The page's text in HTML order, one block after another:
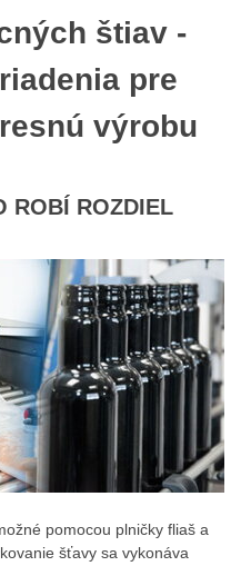
štiav -
pre
výrobu
ROBÍ ROZDIEL
pomocou plničky fliaš a
šťavy sa vykonáva